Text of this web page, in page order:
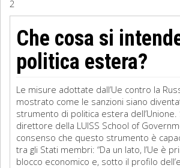
Filosofia
Storia
Matematica
Diritto
2
Che cosa si
politica estera?
Le misure adottate dall’Ue contro la
mostrato come le sanzioni siano
strumento di politica estera dell’Unione.
direttore della LUISS School of
consenso che questo strumento è
tra gli Stati membri: “Da un lato, l’Ue è
blocco economico e, sotto il profilo